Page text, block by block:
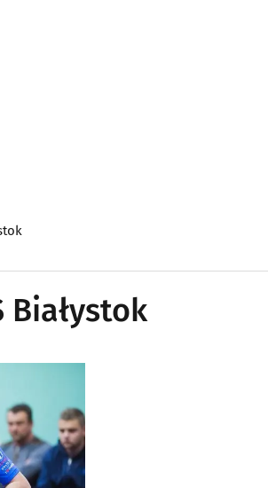
Białystok